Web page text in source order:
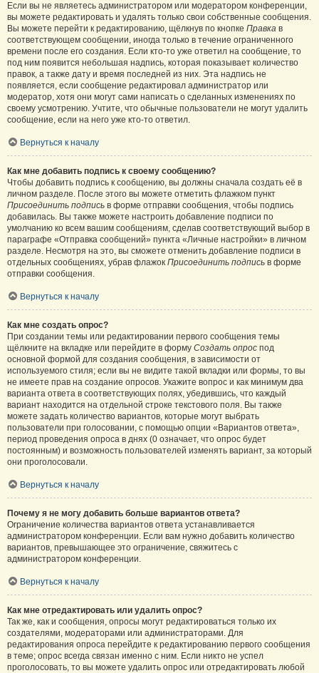
Если вы не являетесь администратором или модератором конференции,
вы можете редактировать и удалять только свои собственные сообщения.
Вы можете перейти к редактированию, щёлкнув по кнопке Правка в
соответствующем сообщении, иногда только в течение ограниченного
времени после его создания. Если кто-то уже ответил на сообщение, то
под ним появится небольшая надпись, которая показывает количество
правок, а также дату и время последней из них. Эта надпись не
появляется, если сообщение редактировал администратор или
модератор, хотя они могут сами написать о сделанных изменениях по
своему усмотрению. Учтите, что обычные пользователи не могут удалить
сообщение, если на него уже кто-то ответил.
Вернуться к началу
Как мне добавить подпись к своему сообщению?
Чтобы добавить подпись к сообщению, вы должны сначала создать её в
личном разделе. После этого вы можете отметить флажком пункт
Присоединить подпись в форме отправки сообщения, чтобы подпись
добавилась. Вы также можете настроить добавление подписи по
умолчанию ко всем вашим сообщениям, сделав соответствующий выбор в
параграфе «Отправка сообщений» пункта «Личные настройки» в личном
разделе. Несмотря на это, вы сможете отменить добавление подписи в
отдельных сообщениях, убрав флажок Присоединить подпись в форме
отправки сообщения.
Вернуться к началу
Как мне создать опрос?
При создании темы или редактировании первого сообщения темы
щёлкните на вкладке или перейдите в форму Создать опрос под
основной формой для создания сообщения, в зависимости от
используемого стиля; если вы не видите такой вкладки или формы, то вы
не имеете прав на создание опросов. Укажите вопрос и как минимум два
варианта ответа в соответствующих полях, убедившись, что каждый
вариант находится на отдельной строке текстового поля. Вы также
можете задать количество вариантов, которые могут выбрать
пользователи при голосовании, с помощью опции «Вариантов ответа»,
период проведения опроса в днях (0 означает, что опрос будет
постоянным) и возможность пользователей изменять вариант, за который
они проголосовали.
Вернуться к началу
Почему я не могу добавить больше вариантов ответа?
Ограничение количества вариантов ответа устанавливается
администратором конференции. Если вам нужно добавить количество
вариантов, превышающее это ограничение, свяжитесь с
администратором конференции.
Вернуться к началу
Как мне отредактировать или удалить опрос?
Так же, как и сообщения, опросы могут редактироваться только их
создателями, модераторами или администраторами. Для
редактирования опроса перейдите к редактированию первого сообщения
в теме; опрос всегда связан именно с ним. Если никто не успел
проголосовать, то вы можете удалить опрос или отредактировать любой